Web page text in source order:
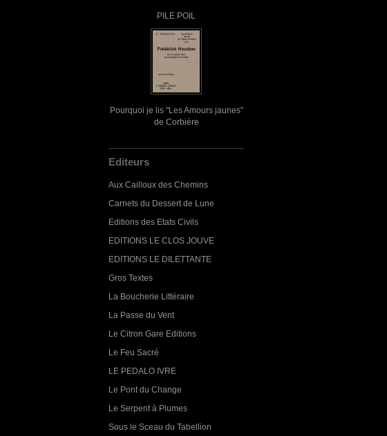
PILE POIL
Pourquoi je lis "Les Amours jaunes"
de Corbière
Editeurs
Aux Cailloux des Chemins
Carnets du Dessert de Lune
Editions des Etats Civils
EDITIONS LE CLOS JOUVE
EDITIONS LE DILETTANTE
Gros Textes
La Boucherie Littéraire
La Passe du Vent
Le Citron Gare Editions
Le Feu Sacré
LE PEDALO IVRE
Le Pont du Change
Le Serpent à Plumes
Sous le Sceau du Tabellion